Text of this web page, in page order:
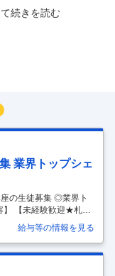
続きを読む
業界トップシェ
の生徒募集 ◎業界ト
】 【未経験歓迎★札
2日制／残業少なめ
業界★必須資格の取得
定】を両立／新卒3年
アアップ可能】 ■業務
資格学院」の生徒募集
給与等の情報を見る